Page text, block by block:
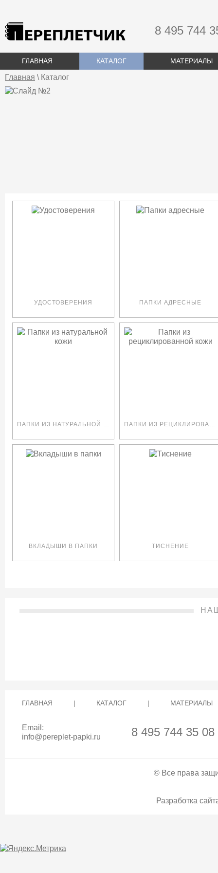
8 495 744
ГЛАВНАЯ КАТАЛОГ МАТЕРИАЛЫ
Главная \ Каталог
УДОСТОВЕРЕНИЯ ПАПКИ АДРЕСНЫЕ
ПАПКИ ИЗ НАТУРАЛЬНОЙ КОЖИ ПАПКИ ИЗ РЕЦИКЛИРОВАННОЙ КОЖИ
ВКЛАДЫШИ В ПАПКИ ТИСНЕНИЕ
ГЛАВНАЯ | КАТАЛОГ | МАТЕРИАЛЫ
Email:
info@pereplet-papki.ru
8 495 744 35 08
© Все права
Разработка